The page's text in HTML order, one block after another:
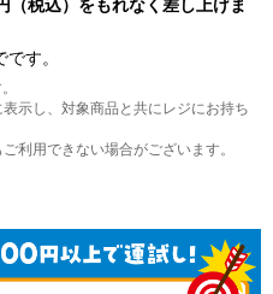
す。
示し、対象商品と共にレジにお持ち
利用できない場合がございます。